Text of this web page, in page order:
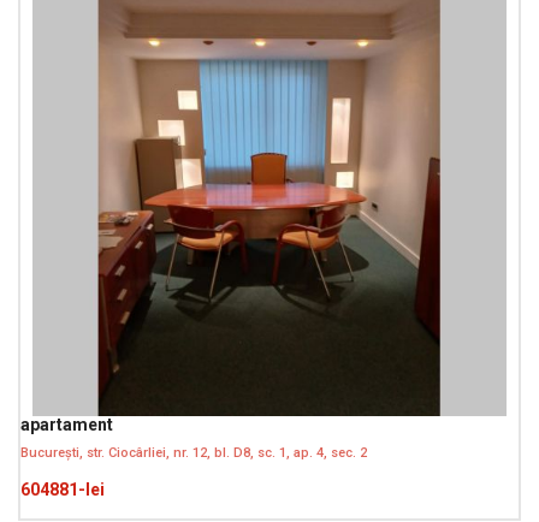
apartament
București, str. Ciocârliei, nr. 12, bl. D8, sc. 1, ap. 4, sec. 2
604881-lei